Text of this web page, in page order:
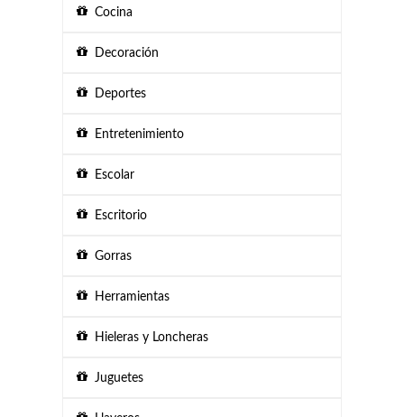
Cocina
Decoración
Deportes
Entretenimiento
Escolar
Escritorio
Gorras
Herramientas
Hieleras y Loncheras
Juguetes